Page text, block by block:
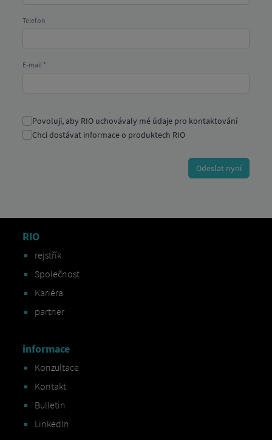
RIO
rejstřík
Společnost
Kariéra
partner
informace
Konzultace
Kontakt
Bulletin
LinkedIn